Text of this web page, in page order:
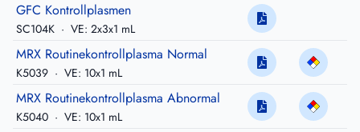
GFC Kontrollplasmen
SC104K · VE: 2x3x1 mL
MRX Routinekontrollplasma Normal
K5039 · VE: 10x1 mL
MRX Routinekontrollplasma Abnormal
K5040 · VE: 10x1 mL